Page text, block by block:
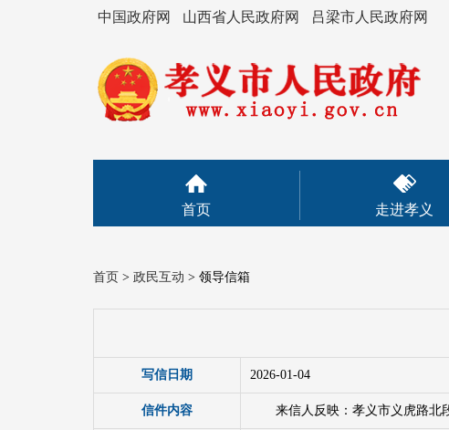
中国政府网 山西省人民政府网 吕梁市人民政府网
首页 走进孝义
首页 > 政民互动 > 领导信箱
写信日期 2026-01-04
信件内容 来信人反映：孝义市义虎路北